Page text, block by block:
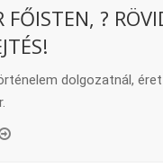
FŐISTEN, ?
dolgozatnál,